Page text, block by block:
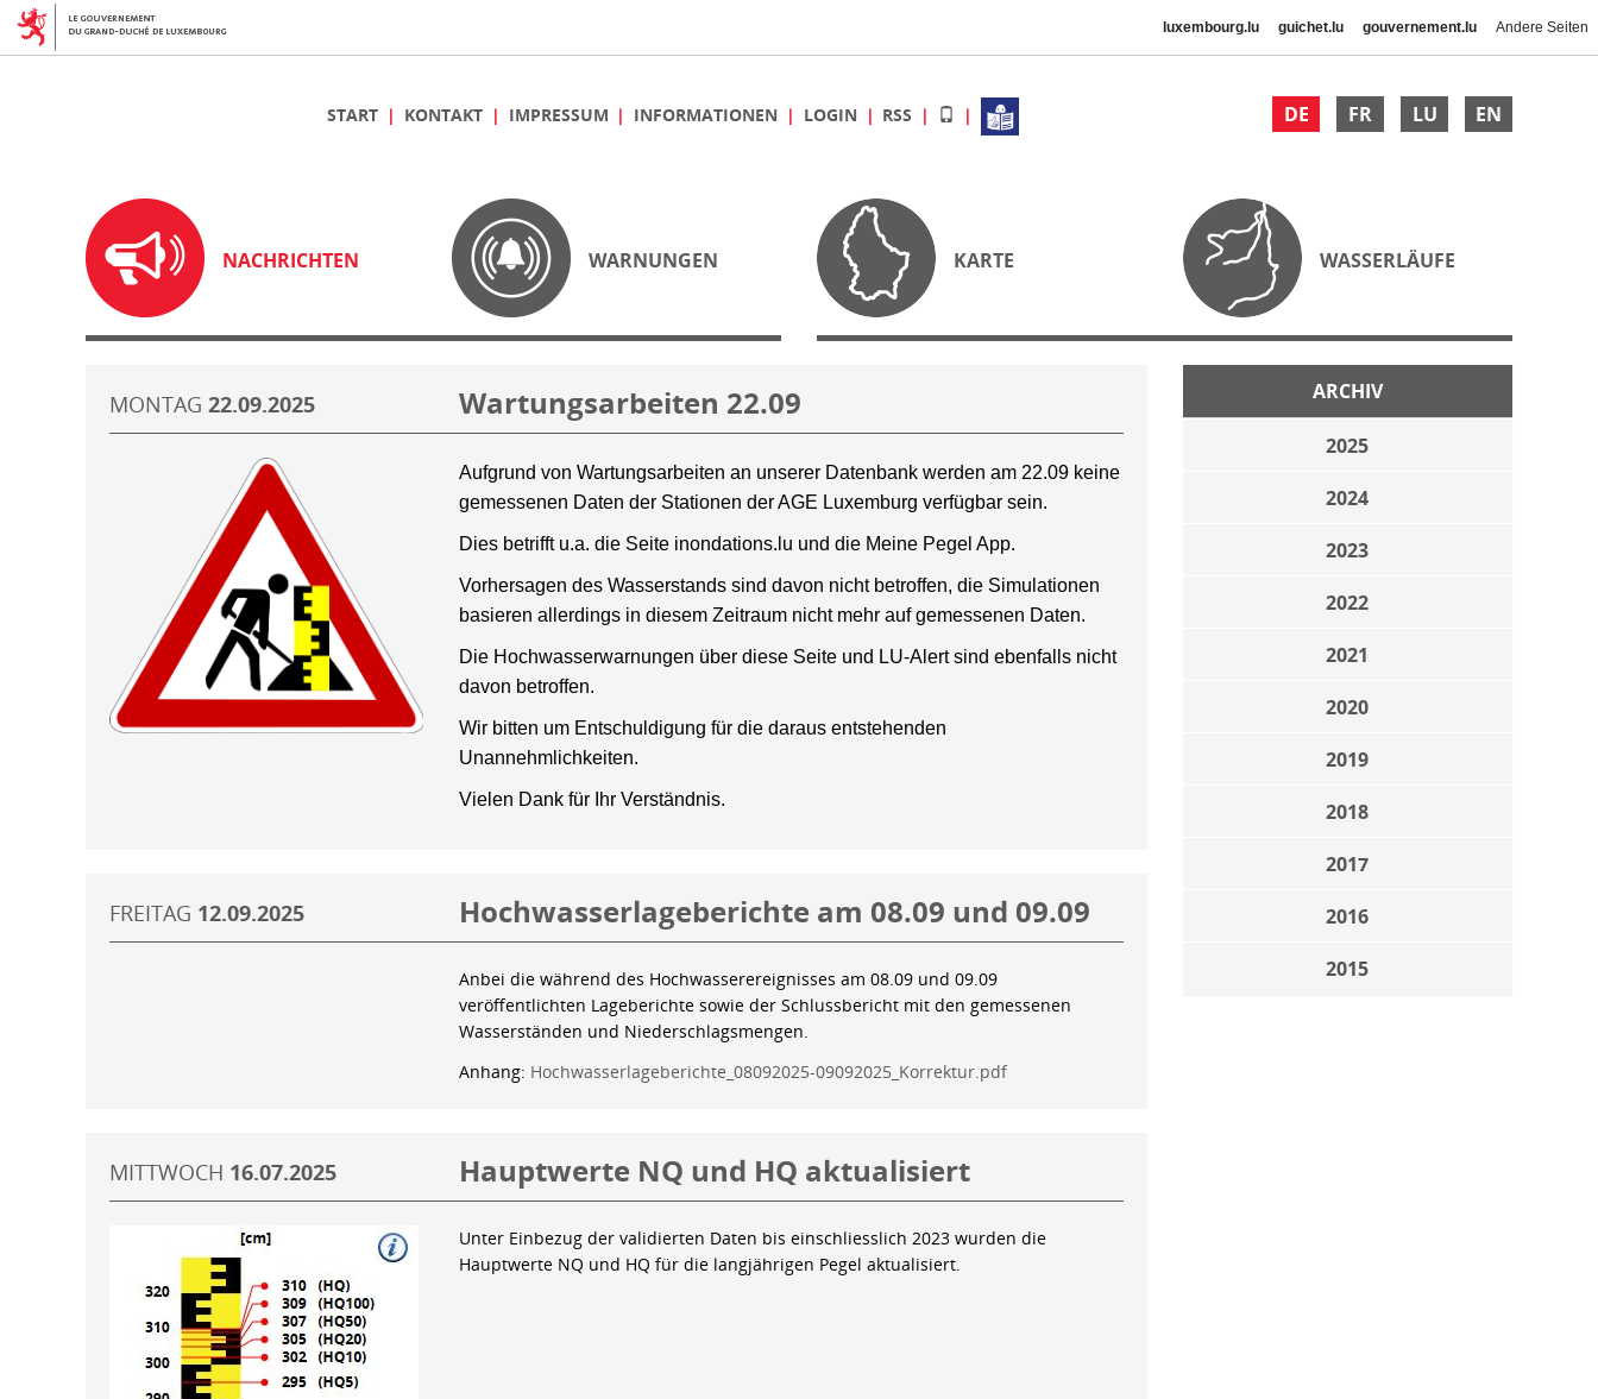
luxembourg.lu guichet.lu gouvernement.lu Andere Seiten
DE FR LU EN
START KONTAKT IMPRESSUM INFORMATIONEN LOGIN RSS
NACHRICHTEN WARNUNGEN KARTE WASSERLÄUFE
ARCHIV
2025
2024
2023
2022
2021
2020
2019
2018
2017
2016
2015
MONTAG 22.09.2025 Wartungsarbeiten 22.09
Aufgrund von Wartungsarbeiten an unserer Datenbank werden am 22.09 keine
gemessenen Daten der Stationen der AGE Luxemburg verfügbar sein.
Dies betrifft u.a. die Seite inondations.lu und die Meine Pegel App.
Vorhersagen des Wasserstands sind davon nicht betroffen, die Simulationen
basieren allerdings in diesem Zeitraum nicht mehr auf gemessenen Daten.
Die Hochwasserwarnungen über diese Seite und LU-Alert sind ebenfalls nicht
davon betroffen.
Wir bitten um Entschuldigung für die daraus entstehenden
Unannehmlichkeiten.
Vielen Dank für Ihr Verständnis.
FREITAG 12.09.2025 Hochwasserlageberichte am 08.09 und 09.09
Anbei die während des Hochwasserereignisses am 08.09 und 09.09
veröffentlichten Lageberichte sowie der Schlussbericht mit den gemessenen
Wasserständen und Niederschlagsmengen.
Anhang: Hochwasserlageberichte_08092025-09092025_Korrektur.pdf
MITTWOCH 16.07.2025 Hauptwerte NQ und HQ aktualisiert
Unter Einbezug der validierten Daten bis einschliesslich 2023 wurden die
Hauptwerte NQ und HQ für die langjährigen Pegel aktualisiert.